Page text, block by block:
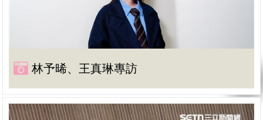
林予晞、王真琳專訪